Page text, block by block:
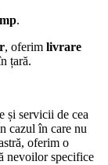
.
, oferim livrare
țară.
și servicii de cea
cazul în care nu
oferim o
nevoilor specifice